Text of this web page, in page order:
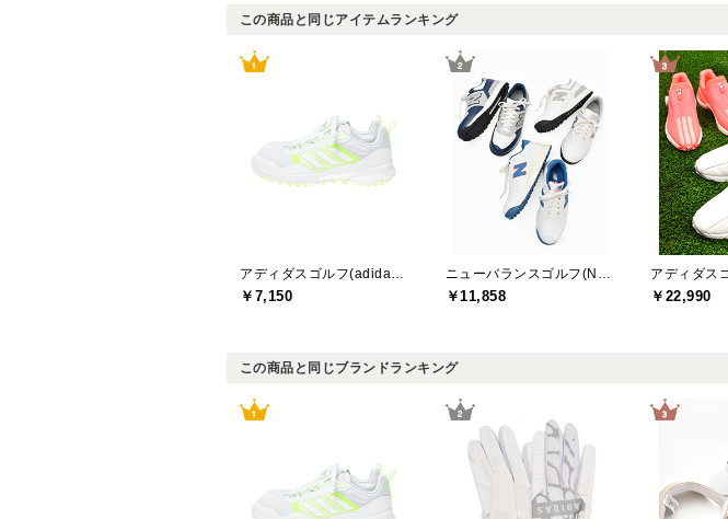
この商品と同じアイテムランキング
￥7,150 ￥11,858 ￥22,990
この商品と同じブランドランキング